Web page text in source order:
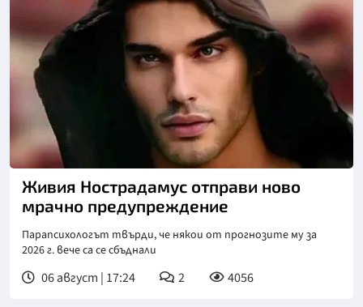
Живия Нострадамус отправи ново
мрачно предупреждение
Парапсихологът твърди, че някои от прогнозите му за
2026 г. вече са се сбъднали
06 август | 17:24 2 4056